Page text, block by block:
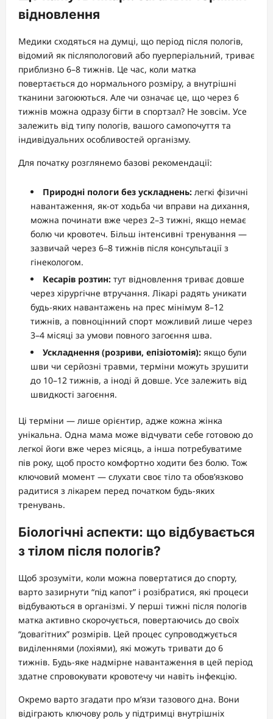
відновлення
Медики сходяться на думці, що період після пологів,
відомий як післяпологовий або пуерперіальний, триває
приблизно 6–8 тижнів. Це час, коли матка
повертається до нормального розміру, а внутрішні
тканини загоюються. Але чи означає це, що через 6
тижнів можна одразу бігти в спортзал? Не зовсім. Усе
залежить від типу пологів, вашого самопочуття та
індивідуальних особливостей організму.
Для початку розглянемо базові рекомендації:
Природні пологи без ускладнень: легкі фізичні
навантаження, як-от ходьба чи вправи на дихання,
можна починати вже через 2–3 тижні, якщо немає
болю чи кровотеч. Більш інтенсивні тренування —
зазвичай через 6–8 тижнів після консультації з
гінекологом.
Кесарів розтин: тут відновлення триває довше
через хірургічне втручання. Лікарі радять уникати
будь-яких навантажень на прес мінімум 8–12
тижнів, а повноцінний спорт можливий лише через
3–4 місяці за умови повного загоєння шва.
Ускладнення (розриви, епізіотомія): якщо були
шви чи серйозні травми, терміни можуть зрушити
до 10–12 тижнів, а іноді й довше. Усе залежить від
швидкості загоєння.
Ці терміни — лише орієнтир, адже кожна жінка
унікальна. Одна мама може відчувати себе готовою до
легкої йоги вже через місяць, а інша потребуватиме
пів року, щоб просто комфортно ходити без болю. Тож
ключовий момент — слухати своє тіло та обов’язково
радитися з лікарем перед початком будь-яких
тренувань.
Біологічні аспекти: що відбувається
з тілом після пологів?
Щоб зрозуміти, коли можна повертатися до спорту,
варто зазирнути “під капот” і розібратися, які процеси
відбуваються в організмі. У перші тижні після пологів
матка активно скорочується, повертаючись до своїх
“довагітних” розмірів. Цей процес супроводжується
виділеннями (лохіями), які можуть тривати до 6
тижнів. Будь-яке надмірне навантаження в цей період
здатне спровокувати кровотечу чи навіть інфекцію.
Окремо варто згадати про м’язи тазового дна. Вони
відіграють ключову роль у підтримці внутрішніх